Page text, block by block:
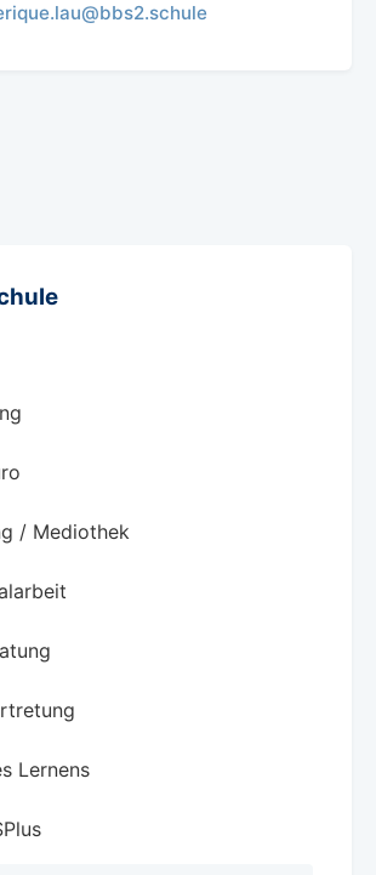
.lau@bbs2.schule
/ Mediothek
Lernens